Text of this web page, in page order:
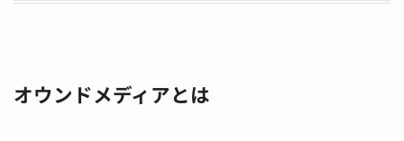
オウンドメディアとは